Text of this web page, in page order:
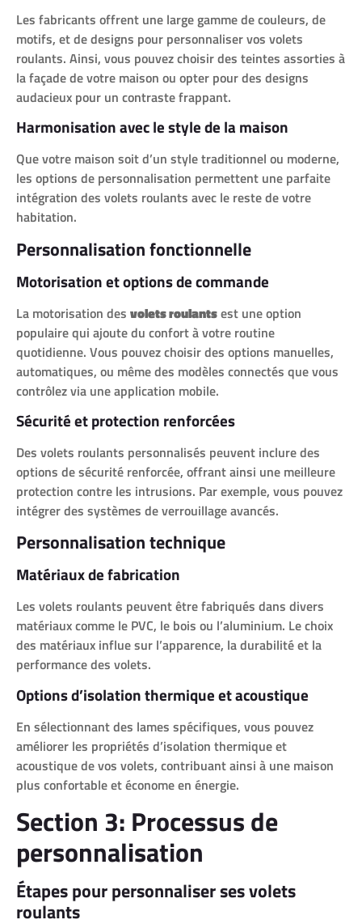
Les fabricants offrent une large gamme de couleurs, de
motifs, et de designs pour personnaliser vos volets
roulants. Ainsi, vous pouvez choisir des teintes assorties à
la façade de votre maison ou opter pour des designs
audacieux pour un contraste frappant.
Harmonisation avec le style de la maison
Que votre maison soit d’un style traditionnel ou moderne,
les options de personnalisation permettent une parfaite
intégration des volets roulants avec le reste de votre
habitation.
Personnalisation fonctionnelle
Motorisation et options de commande
La motorisation des volets roulantsest une option
populaire qui ajoute du confort à votre routine
quotidienne. Vous pouvez choisir des options manuelles,
automatiques, ou même des modèles connectés que vous
contrôlez via une application mobile.
Sécurité et protection renforcées
Des volets roulants personnalisés peuvent inclure des
options de sécurité renforcée, offrant ainsi une meilleure
protection contre les intrusions. Par exemple, vous pouvez
intégrer des systèmes de verrouillage avancés.
Personnalisation technique
Matériaux de fabrication
Les volets roulants peuvent être fabriqués dans divers
matériaux comme le PVC, le bois ou l’aluminium. Le choix
des matériaux influe sur l’apparence, la durabilité et la
performance des volets.
Options d’isolation thermique et acoustique
En sélectionnant des lames spécifiques, vous pouvez
améliorer les propriétés d’isolation thermique et
acoustique de vos volets, contribuant ainsi à une maison
plus confortable et économe en énergie.
Section 3: Processus de
personnalisation
Étapes pour personnaliser ses volets
roulants